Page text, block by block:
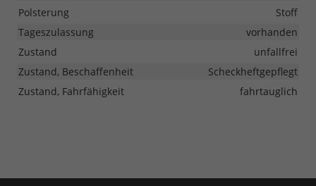
Polsterung
Stoff
Tageszulassung
vorhanden
Zustand
unfallfrei
Zustand, Beschaffenheit
Scheckheftgepflegt
Zustand, Fahrfähigkeit
fahrtauglich